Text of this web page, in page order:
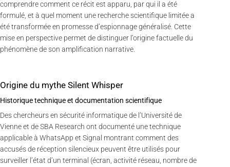
comprendre comment ce récit est apparu, par qui il a été
formulé, et à quel moment une recherche scientifique limitée a
été transformée en promesse d’espionnage généralisé. Cette
mise en perspective permet de distinguer l’origine factuelle du
phénomène de son amplification narrative.
Origine du mythe Silent Whisper
Historique technique et documentation scientifique
Des chercheurs en sécurité informatique de l’Université de
Vienne et de SBA Research ont documenté une technique
applicable à WhatsApp et Signal montrant comment des
accusés de réception silencieux peuvent être utilisés pour
surveiller l’état d’un terminal (écran, activité réseau, nombre de